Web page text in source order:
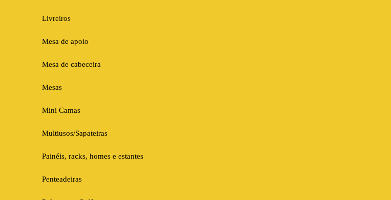
Livreiros
Mesa de apoio
Mesa de cabeceira
Mesas
Mini Camas
Multiusos/Sapateiras
Painéis, racks, homes e estantes
Penteadeiras